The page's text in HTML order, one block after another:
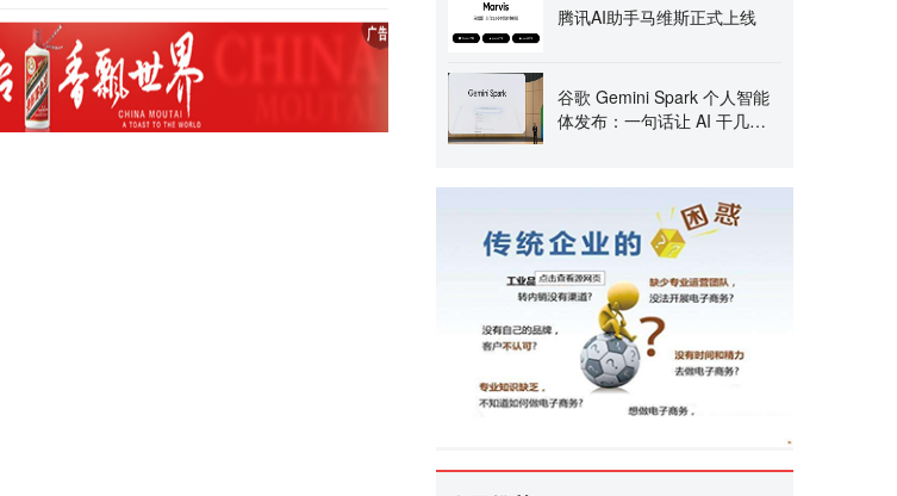
腾讯AI助手马维斯正式上线
谷歌 Gemini Spark 个人智能
体发布：一句话让 AI 干几份